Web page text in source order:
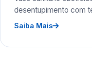
desentupimento com
Saiba Mais